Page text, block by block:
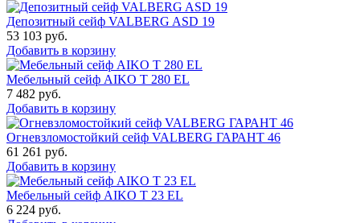
Депозитный сейф VALBERG ASD 19
53 103 руб.
Добавить в корзину
Мебельный сейф AIKO T 280 EL
7 482 руб.
Добавить в корзину
Огневзломостойкий сейф VALBERG ГАРАНТ 46
61 261 руб.
Добавить в корзину
Мебельный сейф AIKO Т 23 EL
6 224 руб.